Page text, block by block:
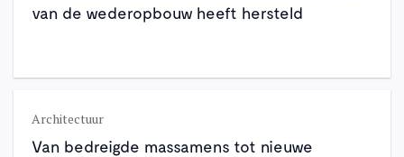
van de wederopbouw heeft hersteld
Architectuur
Van bedreigde massamens tot nieuwe